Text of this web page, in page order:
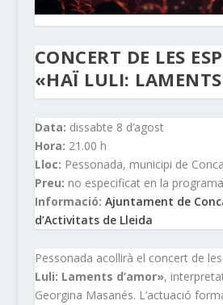
CONCERT DE LES
«HAÏ LULI:
Data: dissabte 8 d’agost
Hora: 21.00 h
Lloc: Pessonada, municipi de
Preu: no especificat en la
Informació: Ajuntament de
d’Activitats de Lleida
Pessonada acollirà el concert de
Luli: Laments d’amor»,
Georgina Masanés. L’actuació